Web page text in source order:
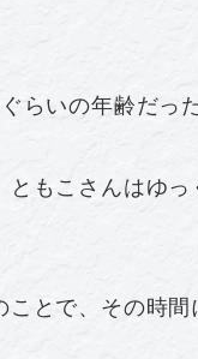
らいの年齢だっ
もこさんはゆ
とで、その時